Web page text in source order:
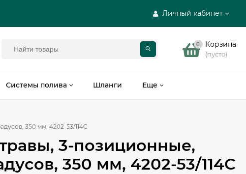
Личный кабинет
0 Корзина
(пусто)
Системы полива Шланги Еще
350 мм, 4202-53/114C
3-позиционные,
350 мм, 4202-53/114C